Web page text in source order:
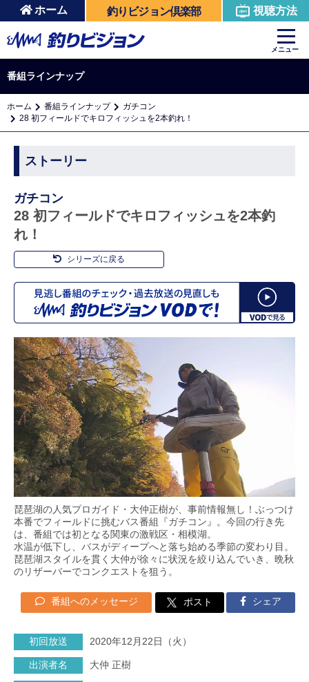
ホーム 釣りビジョン倶楽部 視聴方法
メニュー
番組ラインナップ
ホーム 番組ラインナップ
ガチコン
28 初フィールドでキロフィッシュを2本釣れ！
ストーリー
ガチコン
28 初フィールドでキロフィッシュを2本釣
れ！
シリーズに戻る
琵琶湖の人気プロガイド・大仲正樹が、事前情報無し！ぶっつけ
本番でフィールドに挑むバス番組『ガチコン』。今回の行き先
は、番組では初となる関東の激戦区・相模湖。
水温が低下し、バスがディープへと落ち始める季節の変わり目。
琵琶湖スタイルを貫く大仲が徐々に状況を絞り込んでいき、晩秋
のリザーバーでコンクエストを狙う。
番組へのメッセージ ポスト シェア
初回放送 2020年12月22日（火）
出演者名 大仲 正樹